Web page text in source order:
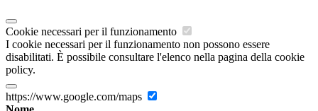
Cookie necessari per il funzionamento
I cookie necessari per il funzionamento non possono essere
disabilitati. È possibile consultare l'elenco nella pagina della cookie
policy.
https://www.google.com/maps